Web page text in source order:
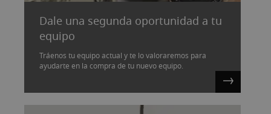
Dale una segunda oportunidad a tu
equipo
Tráenos tu equipo actual y te lo valoraremos para
ayudarte en la compra de tu nuevo equipo.